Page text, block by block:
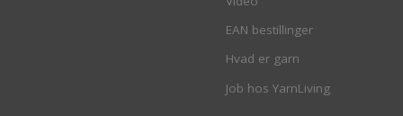
EAN bestillinger
Hvad er garn
Job hos YarnLiving